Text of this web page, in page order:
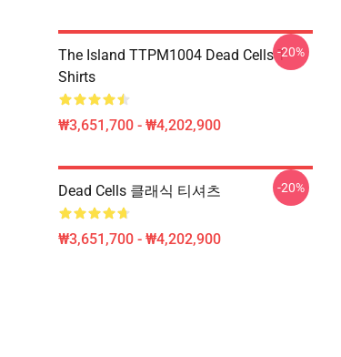
The Island TTPM1004 Dead Cells T-
Shirts
₩3,651,700 - ₩4,202,900
-20%
Dead Cells 클래식 티셔츠
₩3,651,700 - ₩4,202,900
-20%